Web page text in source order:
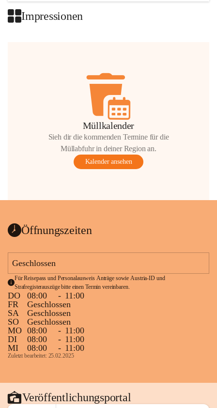
Impressionen
Müllkalender
Sieh dir die kommenden Termine für die
Müllabfuhr in deiner Region an.
Kalender ansehen
Öffnungszeiten
Geschlossen
Für Reisepass und Personalausweis Anträge sowie Austria-ID und
Strafregisterauszüge bitte einen Termin vereinbaren.
DO 08:00 - 11:00
FR
Geschlossen
SA
Geschlossen
SO
Geschlossen
MO 08:00 - 11:00
DI
08:00 - 11:00
MI
08:00 - 11:00
Zuletzt bearbeitet: 25.02.2025
Veröffentlichungsportal